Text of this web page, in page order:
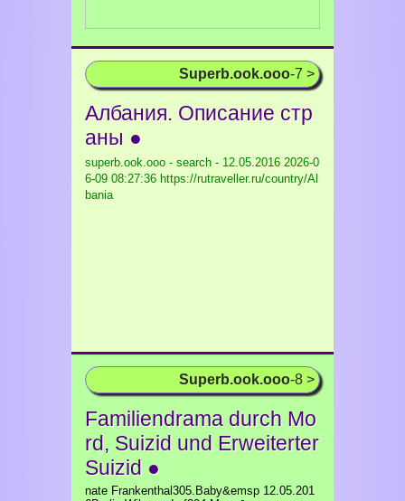
Superb.ook.ooo-7 >
Албания. Описание стр
аны ●
superb.ook.ooo - search - 12.05.2016 2026-0
6-09 08:27:36 https://rutraveller.ru/country/Al
bania
Superb.ook.ooo-8 >
Familiendrama durch Mo
rd, Suizid und Erweiterter
Suizid ●
nate Frankenthal305.Baby&emsp 12.05.201